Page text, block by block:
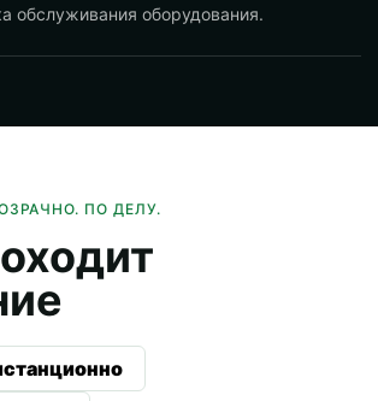
обслуживания оборудования.
ПО ДЕЛУ.